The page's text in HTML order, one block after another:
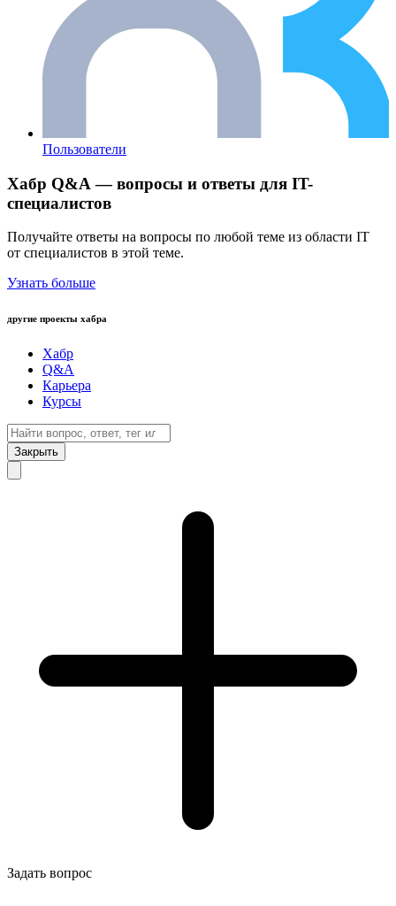
Пользователи
Хабр Q&A — вопросы и ответы для IT-
специалистов
Получайте ответы на вопросы по любой теме из области IT
от специалистов в этой теме.
Узнать больше
другие проекты хабра
Хабр
Q&A
Карьера
Курсы
Закрыть
Задать вопрос